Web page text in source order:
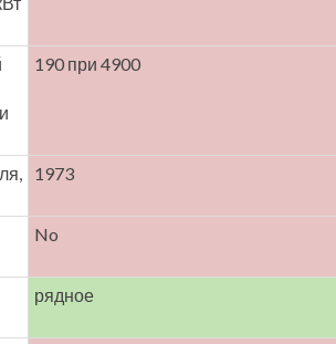
190 при 4900
1973
No
рядное